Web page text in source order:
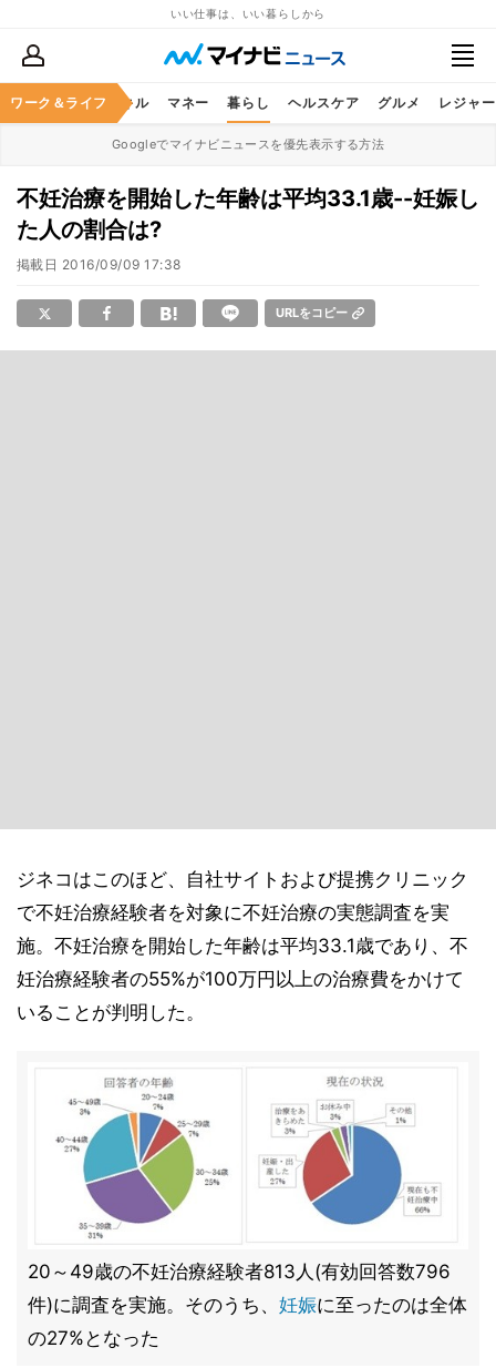
いい仕事は、いい暮らしから
ワーク＆ライフ
ア ビジネススキル マネー 暮らし ヘルスケア グルメ レジャー
Googleでマイナビニュースを優先表示する方法
不妊治療を開始した年齢は平均33.1歳--妊娠し
た人の割合は?
掲載日 2016/09/09 17:38
URLをコピー
ジネコはこのほど、自社サイトおよび提携クリニック
で不妊治療経験者を対象に不妊治療の実態調査を実
施。不妊治療を開始した年齢は平均33.1歳であり、不
妊治療経験者の55%が100万円以上の治療費をかけて
いることが判明した。
20～49歳の不妊治療経験者813人(有効回答数796
件)に調査を実施。そのうち、 妊娠に至ったのは全体
の27%となった